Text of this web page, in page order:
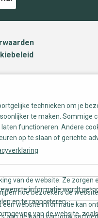
technieken om je
te maken. Sommige
functioneren. Andere
op te slaan of gerichte
van de website. Ze zorgen
informatie wordt
hoe bezoekers de
en te rapporteren.
website informatie kan
van de website,